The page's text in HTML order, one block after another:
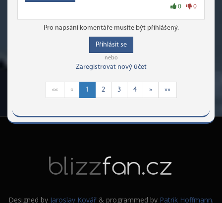
0 0
Pro napsání komentáře musíte být přihlášený.
Přihlásit se
nebo
Zaregistrovat nový účet
«« « 1 2 3 4 » »»
Designed by Jaroslav Kovář & programmed by Patrik Hoffmann.